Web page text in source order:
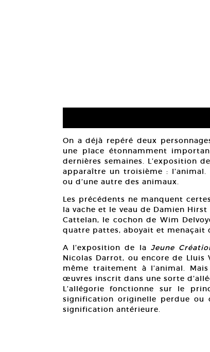
On a déjà repéré deux
une place étonnamment
dernières semaines. L’exposition
apparaître un troisième :
ou d’une autre des animaux.
Les précédents ne manquent
la vache et le veau de Damien Hirst
Cattelan, le cochon de Wim
quatre pattes, aboyait et menaçait
A l’exposition de la Jeune
Nicolas Darrot, ou encore de Lluis
même traitement à l’animal.
œuvres inscrit dans une sorte
L’allégorie fonctionne sur le
signification originelle perdue ou
signification antérieure.